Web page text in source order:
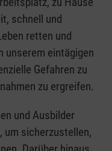
schnell und
retten und
unserem eintägigen
Gefahren zu
zu ergreifen.
und Ausbilder
um sicherzustellen,